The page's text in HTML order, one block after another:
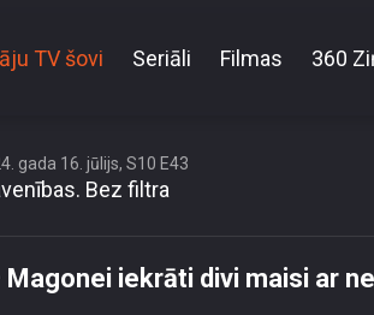
TV šovi Seriāli Filmas 360
gada 16. jūlijs, S10 E43
Bez filtra
Magonei iekrāti divi maisi ar